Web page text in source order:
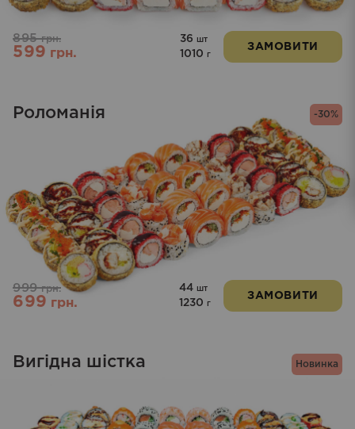
895грн.
599грн.
36 шт
1010 г
ЗАМОВИТИ
-30%
Роломанія
999грн.
699грн.
44 шт
1230 г
ЗАМОВИТИ
Новинка
Вигідна шістка